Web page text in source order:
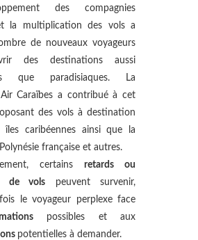
des compagnies
la multiplication des vols a
de nouveaux voyageurs
des destinations aussi
que paradisiaques. La
Caraïbes a contribué à cet
des vols à destination
îles caribéennes ainsi que la
française et autres.
certains retards ou
de vols peuvent survenir,
le voyageur perplexe face
possibles et aux
potentielles à demander.